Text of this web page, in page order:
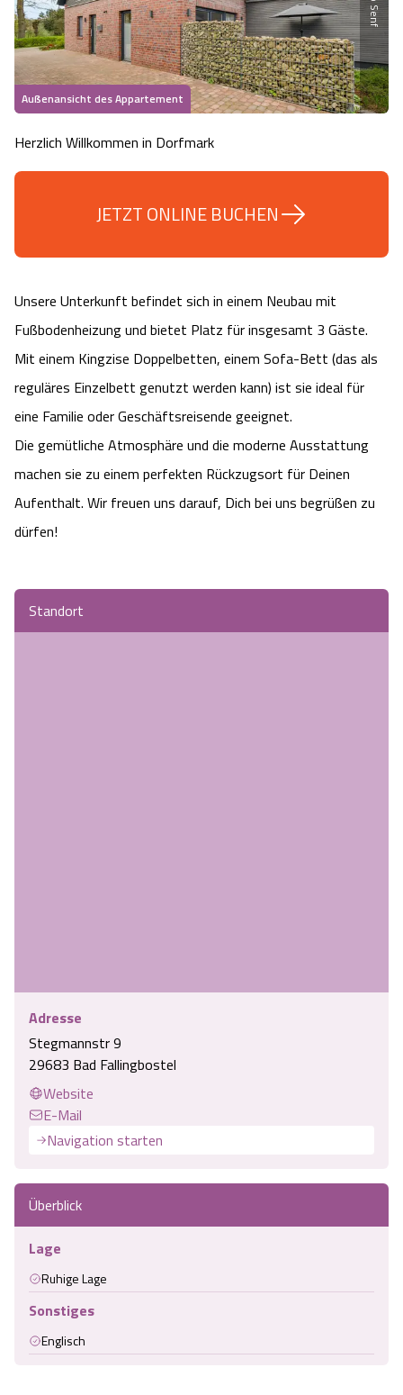
Heideflächen
Freizeitparks
Vital Urlaub
Städte
Hotels
Ferienhäuser
Pensionen
Camping
Urlaub auf dem Bauernhof
Anreise
Naturpark Südheide
Naturerlebnis im Frühling
Naturerlebnis im Sommer
Naturerlebnis im Herbst
Naturerlebnis im Winter
Wandern
Reiten
Kutschen
HeideSpezialitäten
Quad Bahn Bispingen
Kletterparks
Abenteuerlabyrinth
Heide Himmel Baumwipfelpfad
Serengeti Park
Weltvogelpark Walsrode
Wildpark Lüneburger Heide
Wildpark Schwarze Berge
Wildpark Müden
Snow World Bispingen
Ausflugsziele
Thermen
Vegan, Fasten & Co.
Balance
Hotels mit Schwimmbad
THERMEplus® Unterkünfte
Die Hansestadt Lüneburg
Sehenswürdigkeiten Lüneburg
Die Residenzstadt Celle
Sehenswürdigkeiten Celle
Shopping Celle
Kulinarisches Celle
Veranstaltungen & Führungen Celle
Hoher Kontrast Modus:
Schriftgröße: A A A
Außenansicht des Appartement
Herzlich Willkommen in Dorfmark
Unsere Unterkunft befindet sich in einem Neubau mit
Fußbodenheizung und bietet Platz für insgesamt 3 Gäste.
Mit einem Kingzise Doppelbetten, einem Sofa-Bett (das als
reguläres Einzelbett genutzt werden kann) ist sie ideal für
eine Familie oder Geschäftsreisende geeignet.
Die gemütliche Atmosphäre und die moderne Ausstattung
machen sie zu einem perfekten Rückzugsort für Deinen
Aufenthalt. Wir freuen uns darauf, Dich bei uns begrüßen zu
dürfen!
JETZT ONLINE BUCHEN
Standort
Adresse
Stegmannstr 9
29683 Bad Fallingbostel
Website
E-Mail
Navigation starten
Überblick
Lage
Ruhige Lage
Sonstiges
Englisch